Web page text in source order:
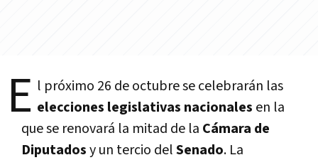
E l próximo 26 de octubre se celebrarán las
elecciones legislativas nacionales en la
que se renovará la mitad de la Cámara de
Diputadosy un tercio delSenado. La